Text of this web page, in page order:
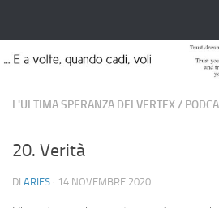
L'ULTIMA SPERANZA DEI VERTEX/
20. Verità
DI ARIES · 14 NOVEMBRE 2020